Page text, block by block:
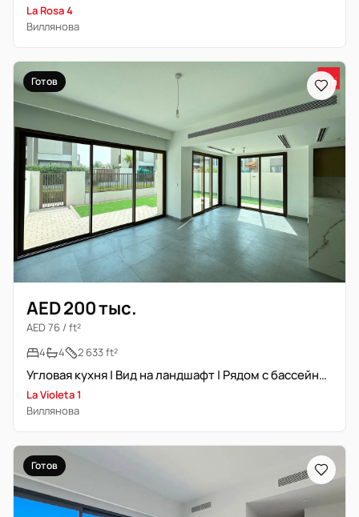
La Rosa 4
Виллянова
Готов
AED 200 тыс.
AED 76 / ft²
4
4 2 633 ft²
Угловая кухня | Вид на ландшафт | Рядом с бассейном
La Violeta 1
Виллянова
Готов